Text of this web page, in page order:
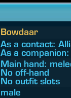
Bowdaar
As a contact:
As a
Main hand:
No off-hand
No outfit slots
male